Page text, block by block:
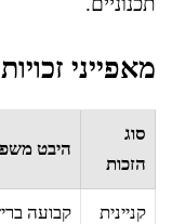
מאפייני
סוג
הזכות
היבט
קניינית קבועה